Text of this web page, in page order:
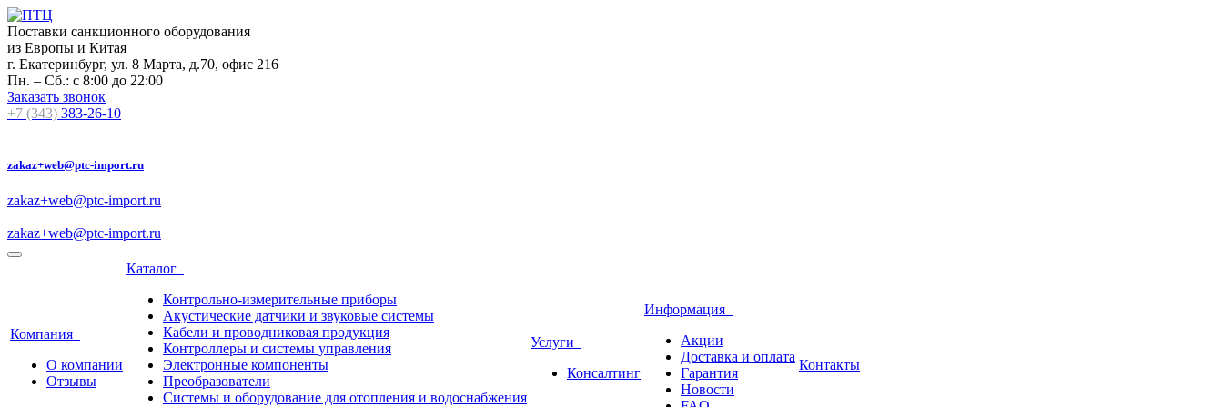
Поставки санкционного оборудования
из Европы и Китая
г. Екатеринбург, ул. 8 Марта, д.70, офис 216
Пн. – Сб.: с 8:00 до 22:00
Заказать звонок
+7 (343) 383-26-10
zakaz+web@ptc-import.ru
zakaz+web@ptc-import.ru
zakaz+web@ptc-import.ru
Компания
О компании
Отзывы
Каталог
Контрольно-измерительные приборы
Акустические датчики и звуковые системы
Кабели и проводниковая продукция
Контроллеры и системы управления
Электронные компоненты
Преобразователи
Системы и оборудование для отопления и водоснабжения
Услуги
Консалтинг
Информация
Акции
Доставка и оплата
Гарантия
Новости
Контакты